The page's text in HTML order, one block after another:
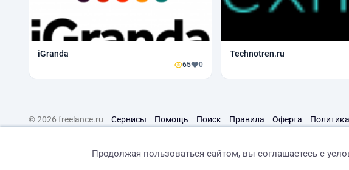
iGranda
65 0
Technotren.ru
© 2026 freelance.ru Сервисы Помощь Поиск Правила Оферта
Продолжая пользоваться сайтом, вы соглашаетесь с